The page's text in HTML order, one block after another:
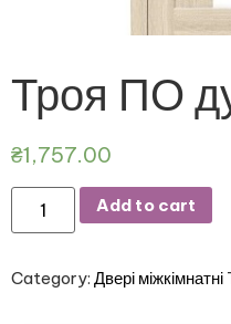
Троя ПО
₴1,757.00
Add to cart
Category: Двері міжкімнатні